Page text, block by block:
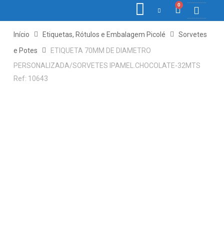
0
Início Etiquetas, Rótulos e Embalagem Picolé
Sorvetes
e Potes
ETIQUETA 70MM DE DIAMETRO
PERSONALIZADA/SORVETES IPAMEL.CHOCOLATE-32MTS
Ref: 10643